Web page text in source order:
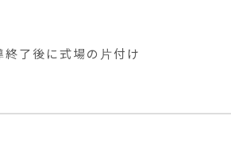
了後に式場の片付け